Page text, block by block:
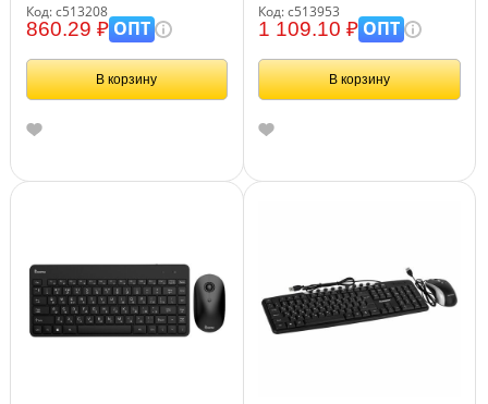
черный, 513208
Код: с513208
860.29 ₽ОПТ
В корзину
SONNEN K-650, белый / мятный
/ бирюзовый, 513953
Код: с513953
1 109.10 ₽ОПТ
В корзину